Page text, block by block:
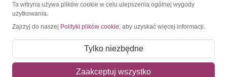
O Znaczkopol.pl
O nas
Regulamin
Ta witryna używa plików cookie w celu ulepszenia ogólnej wygody
użytkowania.
Zajrzyj do naszej Polityki plików cookie, aby uzyskać więcej informacji.
Tylko niezbędne
Zaakceptuj wszystko